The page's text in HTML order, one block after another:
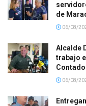
de
06/08/
Alcalde
trabajo
06/08/